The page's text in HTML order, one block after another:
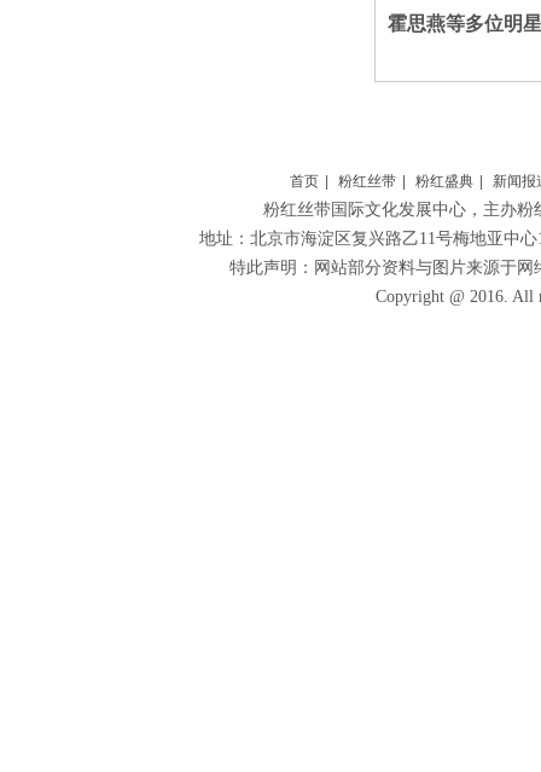
霍思燕等多位明
首页 粉红丝带 粉红盛典 新闻报
粉红丝带国际文化发展中心 ，主办
地址：北京市海淀区复兴路乙11号梅地亚中
特此声明：网站部分资料与图片来源于
Copyright @ 2016.